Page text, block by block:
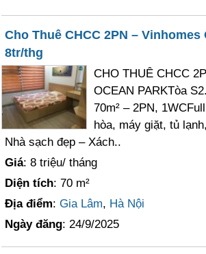
Cho Thuê CHCC 2PN – Vinhomes
8tr/thg
CHO THUÊ CHCC
OCEAN PARKTòa
70m² – 2PN,
hòa, máy giặt, tủ
Nhà sạch đẹp – Xách..
Giá: 8 triệu/ tháng
Diện tích: 70 m²
Địa điểm:Gia Lâm, Hà Nội
Ngày đăng: 24/9/2025